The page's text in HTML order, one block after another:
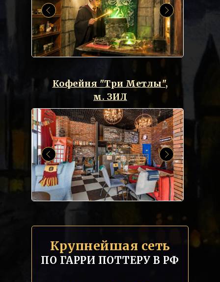
Крупнейшая сеть
ПО ГАРРИ ПОТТЕРУ В РФ
Кофейня "Три Метлы",
м. ЗИЛ